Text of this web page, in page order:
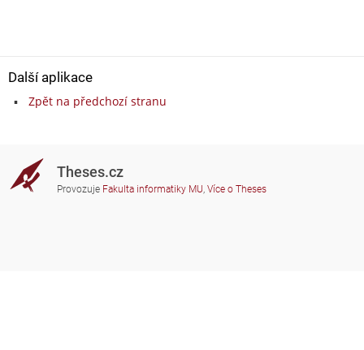
Další aplikace
Zpět na předchozí stranu
Theses.cz
Provozuje Fakulta informatiky MU, Více o Theses